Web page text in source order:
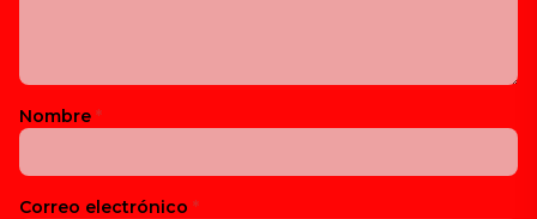
Nombre *
Correo electrónico *